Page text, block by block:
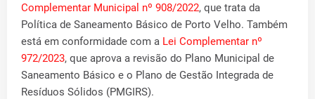
Complementar Municipal nº 908/2022, que trata da
Política de Saneamento Básico de Porto Velho. Também
está em conformidade com a Lei Complementar nº
972/2023, que aprova a revisão do Plano Municipal de
Saneamento Básico e o Plano de Gestão Integrada de
Resíduos Sólidos (PMGIRS).